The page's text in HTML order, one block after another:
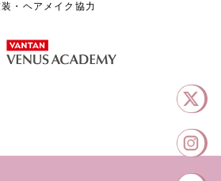
・ヘアメイク協力